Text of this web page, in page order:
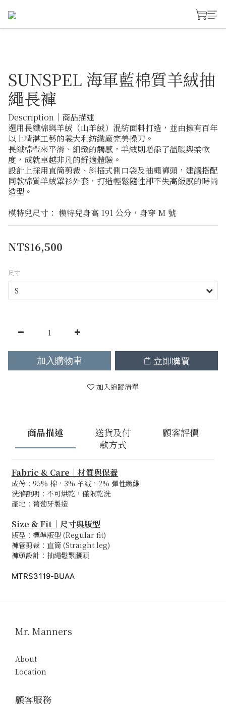
SUNSPEL 海軍藍棉質羊絨抽
繩長褲
Description｜商品描述
選用長纖棉與羊絨（山羊絨）混紡面料打造，並由擁有百年
以上精湛工藝的義大利紡織廠完美操刀。
長纖棉帶來平滑、細緻的觸感，羊絨則增添了溫暖與柔軟
度，成就卓越非凡的舒適體驗。
設計上採用直筒剪裁、斜插式側口袋及抽繩褲頭，建議搭配
同款棉質羊絨罩衫外套，打造輕鬆隨性卻不失高級感的時尚
造型。
模特兒尺寸： 模特兒身高 191 公分，身穿 M 號
NT$16,500
尺寸
加入購物車 立即購買
加入追蹤清單
商品描述
送貨及付
款方式
顧客評價
Fabric & Care｜材質與保養
成份：95% 棉，3% 羊絨，2% 彈性纖維
洗滌說明 ： 不可烘乾，僅限乾洗
產地：葡萄牙製造
Size & Fit｜尺寸與版型
版型：標準版型 (Regular fit)
褲管剪裁：直筒 (Straight leg)
褲頭設計：抽繩鬆緊腰頭
MTRS3119-BUAA
Mr. Manners
About
Location
顧客服務